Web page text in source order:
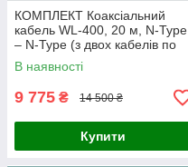
КОМПЛЕКТ Коаксіальний
кабель WL-400, 20 м, N-Type
– N-Type (з двох кабелів по
20 метрів)
В наявності
9 775 ₴ 14 500 ₴
Купити